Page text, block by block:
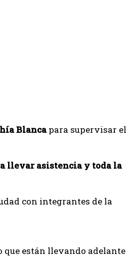
Blancapara supervisar el
llevar asistencia y toda la
con integrantes de la
que están llevando adelante